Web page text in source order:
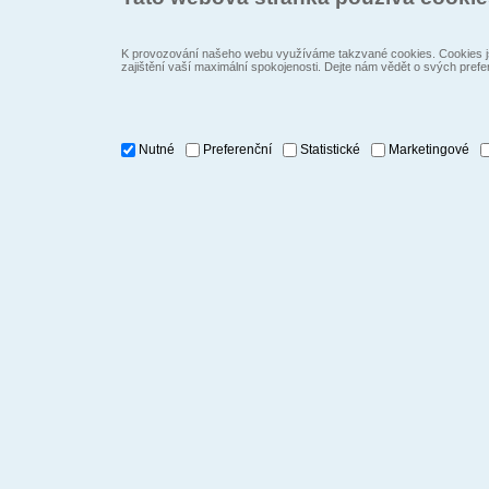
K provozování našeho webu využíváme takzvané cookies.
zajištění vaší maximální spokojenosti. Dejte nám vědět o svých
Nutné Preferenční Statistické Marketingové